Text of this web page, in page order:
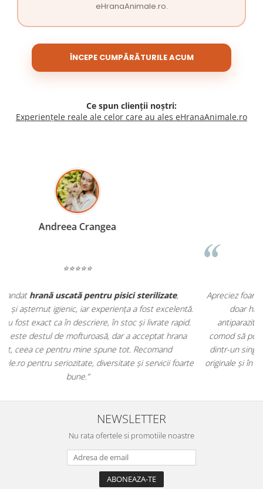
eHranaAnimale.ro.
ÎNCEPE CUMPĂRĂTURILE ACUM
Ce spun clienții noștri:
Experiențele reale ale celor care au ales eHranaAnimale.ro
Madalina Stancea
Apreciez foarte mult faptul că peehranaanimale.rogăsesc nu
doar hrană, ci și produse dinfarmacia veterinară
antiparazitare, suplimente și soluții de îngrijire. Este foarte
comod să pot comanda tot ce am nevoie pentru animalul meu
dintr-un singur loc. Livrarea a fost rapidă, iar produsele au fost
originale și în termen. Magazin serios, bine organizat și foarte util
pentru orice stăpân de animale.
NEWSLETTER
Nu rata ofertele si promotiile noastre